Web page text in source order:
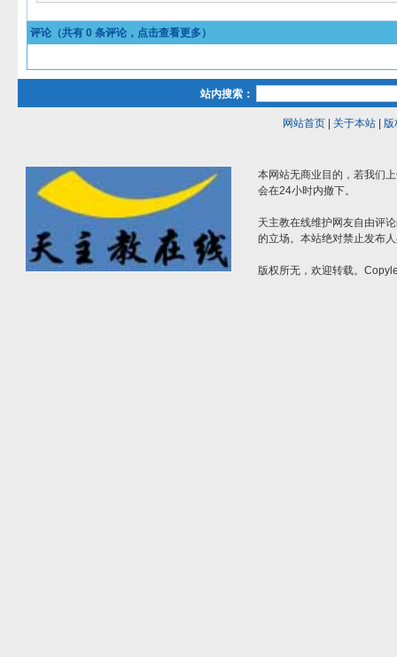
评论（共有 0 条评论，点击查看更多）
站内搜索：
网站首页| 关于本站| 版
本网站无商业目的，若我们
会在24小时内撤下。
天主教在线维护网友自由评
的立场。本站绝对禁止发布
版权所无，欢迎转载。